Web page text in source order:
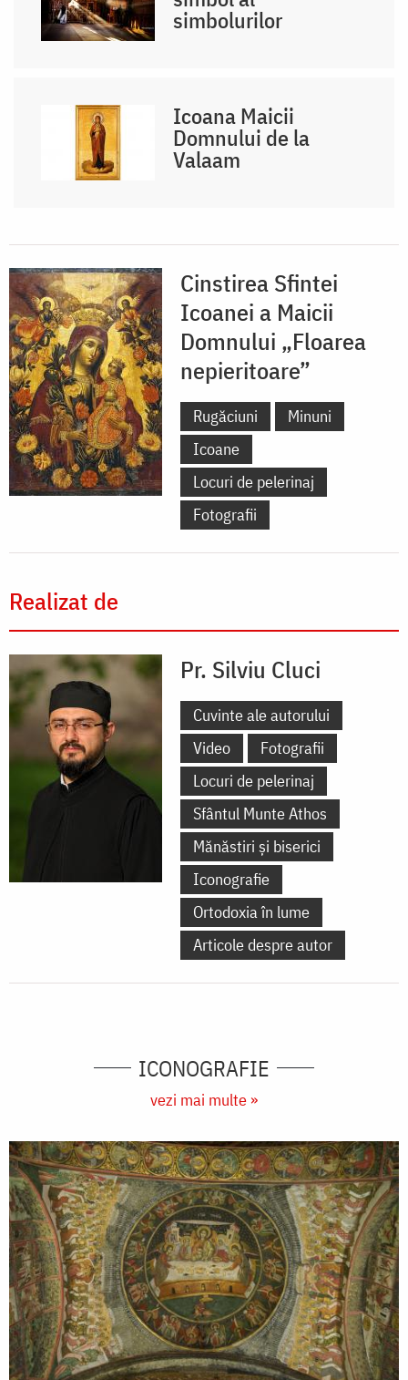
simbolurilor
Icoana Maicii
Domnului de la
Valaam
Cinstirea Sfintei
Icoanei a Maicii
Domnului „Floarea
nepieritoare”
Rugăciuni
Minuni
Icoane
Locuri de pelerinaj
Fotografii
Realizat de
Pr. Silviu Cluci
Cuvinte ale autorului
Video
Fotografii
Locuri de pelerinaj
Sfântul Munte Athos
Mănăstiri și biserici
Iconografie
Ortodoxia în lume
Articole despre autor
ICONOGRAFIE
vezi mai multe »